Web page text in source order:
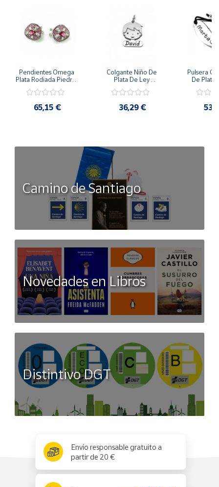
Pendientes Omega
Plata Rodiada Piedras
65,15 €
Colgante Niño De
Plata De Ley
36,29 €
Pulsera
De Plata
Camino de Santiago
Novedades en Libros
Distintivo DGT
Envío responsable gratuito a
partir de 20 €